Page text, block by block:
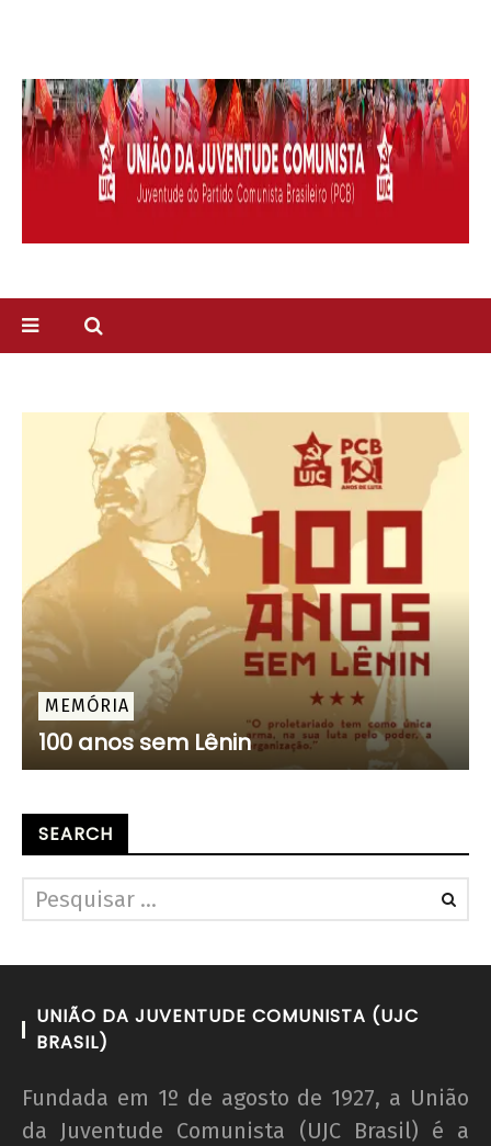
MEMÓRIA
100 anos sem Lênin
SEARCH
UNIÃO DA JUVENTUDE COMUNISTA (UJC
BRASIL)
Fundada em 1º de agosto de 1927, a União
da Juventude Comunista (UJC Brasil) é a